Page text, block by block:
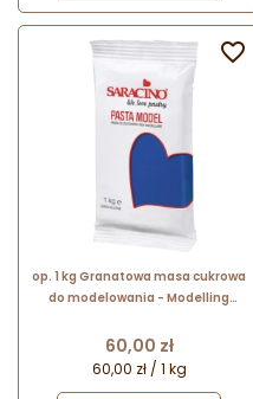
op. 1 kg Granatowa masa cukrowa
do modelowania - Modelling
elastyczna
Cena
60,00 zł
60,00 zł / 1 kg
